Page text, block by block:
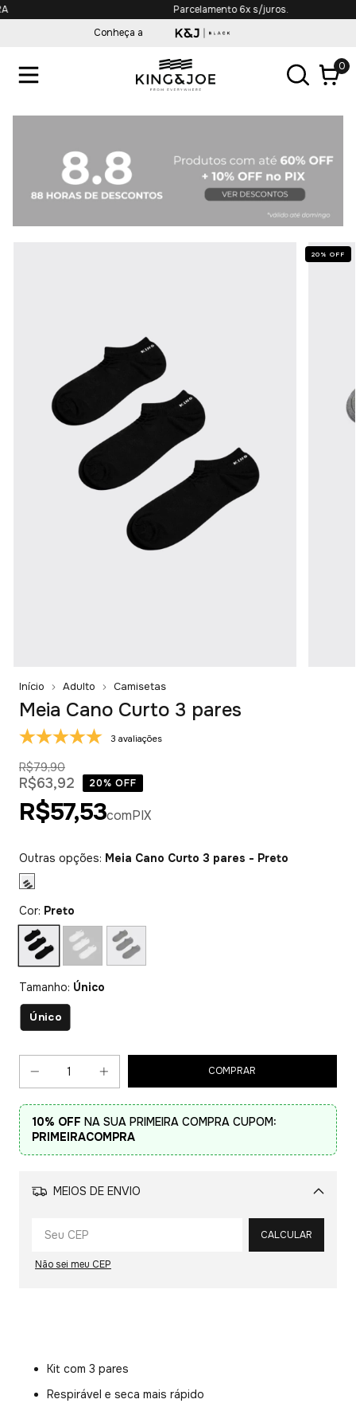
Parcelamento 6x s/juros.
Conheça a
0
20 % OFF
Início Adulto Camisetas
Meia Cano Curto 3 pares
3 avaliações
R$79,90
R$63,92 20% OFF
R$57,53comPIX
Outras opções: Meia Cano Curto 3 pares - Preto
Cor: Preto
Tamanho: Único
Único
10% OFF NA SUA PRIMEIRA COMPRA CUPOM:
PRIMEIRACOMPRA
MEIOS DE ENVIO
Alterar CEP
CALCULAR
Não sei meu CEP
Kit com 3 pares
Respirável e seca mais rápido